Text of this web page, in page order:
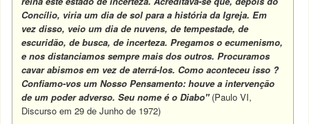
Concílio, viria um dia de sol para a história da Igreja. Em
vez disso, veio um dia de nuvens, de tempestade, de
escuridão, de busca, de incerteza. Pregamos o ecumenismo,
e nos distanciamos sempre mais dos outros. Procuramos
cavar abismos em vez de aterrá-los. Como aconteceu isso ?
Confiamo-vos um Nosso Pensamento: houve a intervenção
de um poder adverso. Seu nome é o Diabo" (Paulo VI,
Discurso em 29 de Junho de 1972)